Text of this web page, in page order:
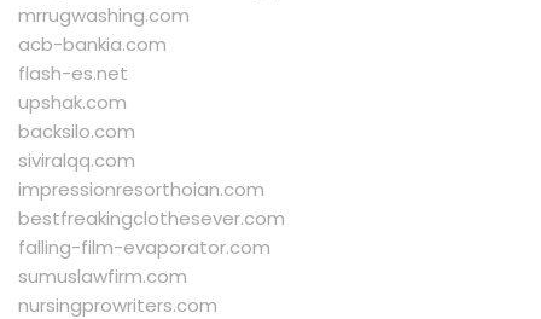
mrrugwashing.com
acb-bankia.com
flash-es.net
upshak.com
backsilo.com
siviralqq.com
impressionresorthoian.com
bestfreakingclothesever.com
falling-film-evaporator.com
sumuslawfirm.com
nursingprowriters.com